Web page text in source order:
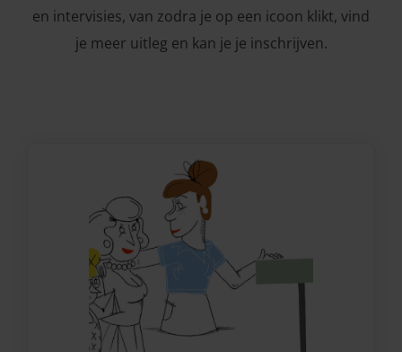
en intervisies, van zodra je op een icoon klikt, vind
je meer uitleg en kan je je inschrijven.